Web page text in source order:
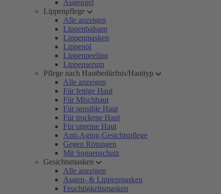
Augengel
Lippenpflege
Alle anzeigen
Lippenbalsam
Lippenmasken
Lippenöl
Lippenpeeling
Lippenserum
Pflege nach Hautbedürfnis/Hauttyp
Alle anzeigen
Für fettige Haut
Für Mischhaut
Für sensible Haut
Für trockene Haut
Für unreine Haut
Anti-Aging-Gesichtspflege
Gegen Rötungen
Mit Sonnenschutz
Gesichtsmasken
Alle anzeigen
Augen- & Lippenmasken
Feuchtigkeitsmasken